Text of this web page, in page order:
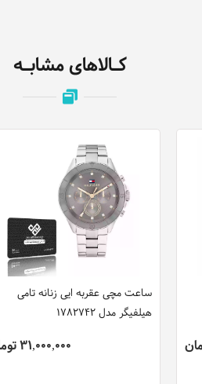
کـالاهای مشابـه
ساعت مچی عقربه ایی زنانه تامی
هیلفیگر مدل 1782742
31,000,000 تومان